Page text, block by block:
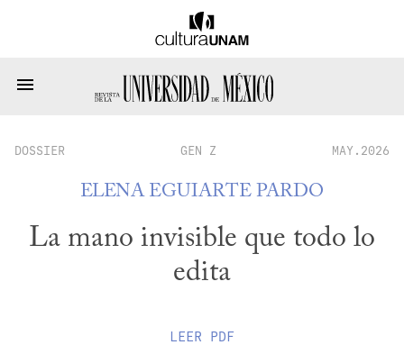
DOSSIER GEN Z MAY.2026
ELENA EGUIARTE PARDO
La mano invisible que todo lo
edita
LEER PDF